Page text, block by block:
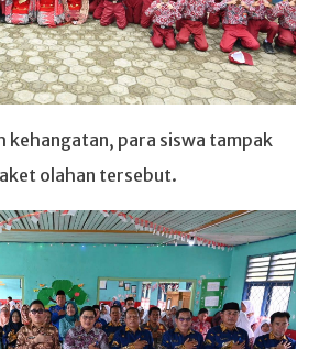
kehangatan, para siswa tampak
olahan tersebut.